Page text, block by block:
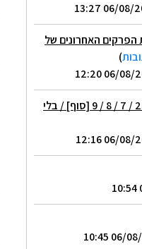
הפרקים האחרונים של
)
סיפורים מהגזוזטרה / ס.2 / 7 / 8 / 9 [סוף] / בלי